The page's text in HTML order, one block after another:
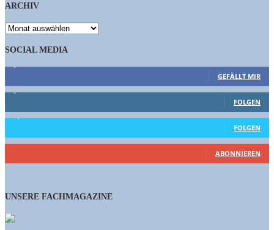
ARCHIV
ARCHIV
SOCIAL MEDIA
GEFÄLLT MIR
1,662 Follower
FOLGEN
15,658 Follower
FOLGEN
460 Abonnenten
ABONNIEREN
UNSERE FACHMAGAZINE